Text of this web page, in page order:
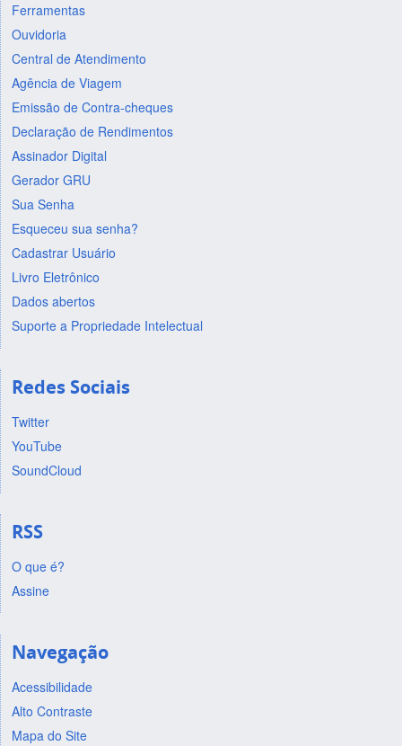
Ferramentas
Ouvidoria
Central de Atendimento
Agência de Viagem
Emissão de Contra-cheques
Declaração de Rendimentos
Assinador Digital
Gerador GRU
Sua Senha
Esqueceu sua senha?
Cadastrar Usuário
Livro Eletrônico
Dados abertos
Suporte a Propriedade Intelectual
Redes Sociais
Twitter
YouTube
SoundCloud
RSS
O que é?
Assine
Navegação
Acessibilidade
Alto Contraste
Mapa do Site